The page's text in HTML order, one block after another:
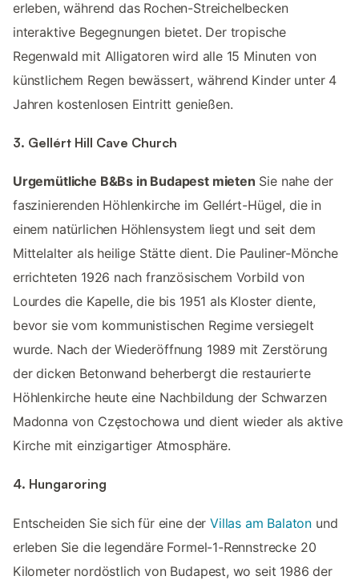
erleben, während das Rochen-Streichelbecken
interaktive Begegnungen bietet. Der tropische
Regenwald mit Alligatoren wird alle 15 Minuten von
künstlichem Regen bewässert, während Kinder unter 4
Jahren kostenlosen Eintritt genießen.
3. Gellért Hill Cave Church
Urgemütliche B&Bs in Budapest mieten Sie nahe der
faszinierenden Höhlenkirche im Gellért-Hügel, die in
einem natürlichen Höhlensystem liegt und seit dem
Mittelalter als heilige Stätte dient. Die Pauliner-Mönche
errichteten 1926 nach französischem Vorbild von
Lourdes die Kapelle, die bis 1951 als Kloster diente,
bevor sie vom kommunistischen Regime versiegelt
wurde. Nach der Wiederöffnung 1989 mit Zerstörung
der dicken Betonwand beherbergt die restaurierte
Höhlenkirche heute eine Nachbildung der Schwarzen
Madonna von Częstochowa und dient wieder als aktive
Kirche mit einzigartiger Atmosphäre.
4. Hungaroring
Entscheiden Sie sich für eine derVillas am Balaton und
erleben Sie die legendäre Formel-1-Rennstrecke 20
Kilometer nordöstlich von Budapest, wo seit 1986 der